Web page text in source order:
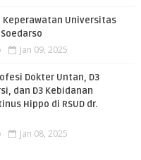
Keperawatan Universitas
Jan 09, 2025
Dokter Untan, D3
dan D3 Kebidanan
Hippo di RSUD dr.
Jan 08, 2025